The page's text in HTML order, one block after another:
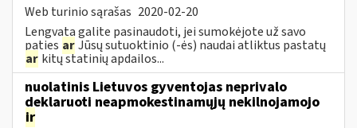
Web turinio sąrašas 2020-02-20
Lengvata galite pasinaudoti, jei sumokėjote už savo
paties arJūsų sutuoktinio (-ės) naudai atliktus pastatų
ar kitų statinių apdailos...
nuolatinis Lietuvos gyventojas neprivalo
deklaruoti neapmokestinamųjų nekilnojamojo
ir